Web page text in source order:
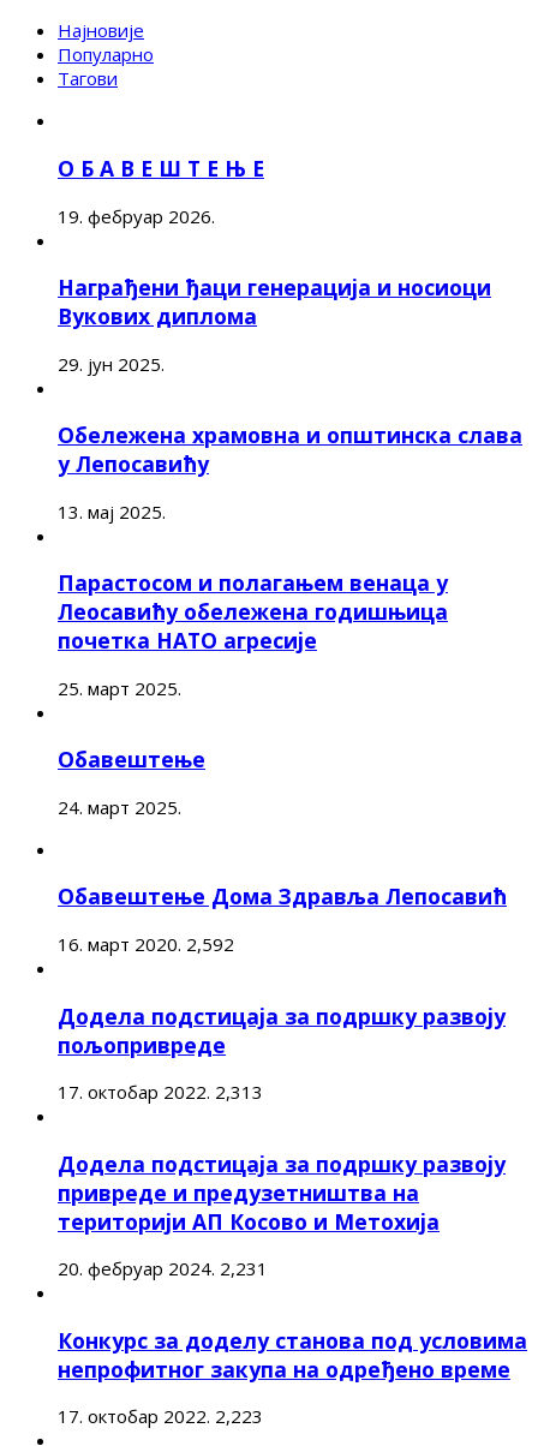
Најновије
Популарно
Тагови
О Б А В Е Ш Т Е Њ Е
19. фебруар 2026.
Награђени ђаци генерација и носиоци
Вукових диплома
29. јун 2025.
Обележена храмовна и општинска слава
у Лепосавићу
13. мај 2025.
Парастосом и полагањем венаца у
Леосавићу обележена годишњица
почетка НАТО агресије
25. март 2025.
Обавештење
24. март 2025.
Обавештење Дома Здравља Лепосавић
16. март 2020. 2,592
Додела подстицаја за подршку развоју
пољопривреде
17. октобар 2022. 2,313
Додела подстицаја за подршку развоју
привреде и предузетништва на
територији АП Косово и Метохија
20. фебруар 2024. 2,231
Конкурс за доделу станова под условима
непрофитног закупа на одређено време
17. октобар 2022. 2,223